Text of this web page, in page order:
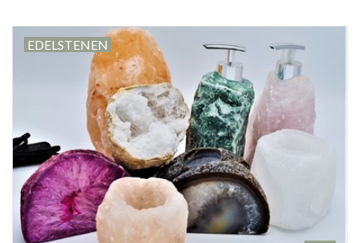
Vlinders
Prepareerbenodigdheden
Lijsten & Stolpen
Schedels & skeletten
EDELSTENEN